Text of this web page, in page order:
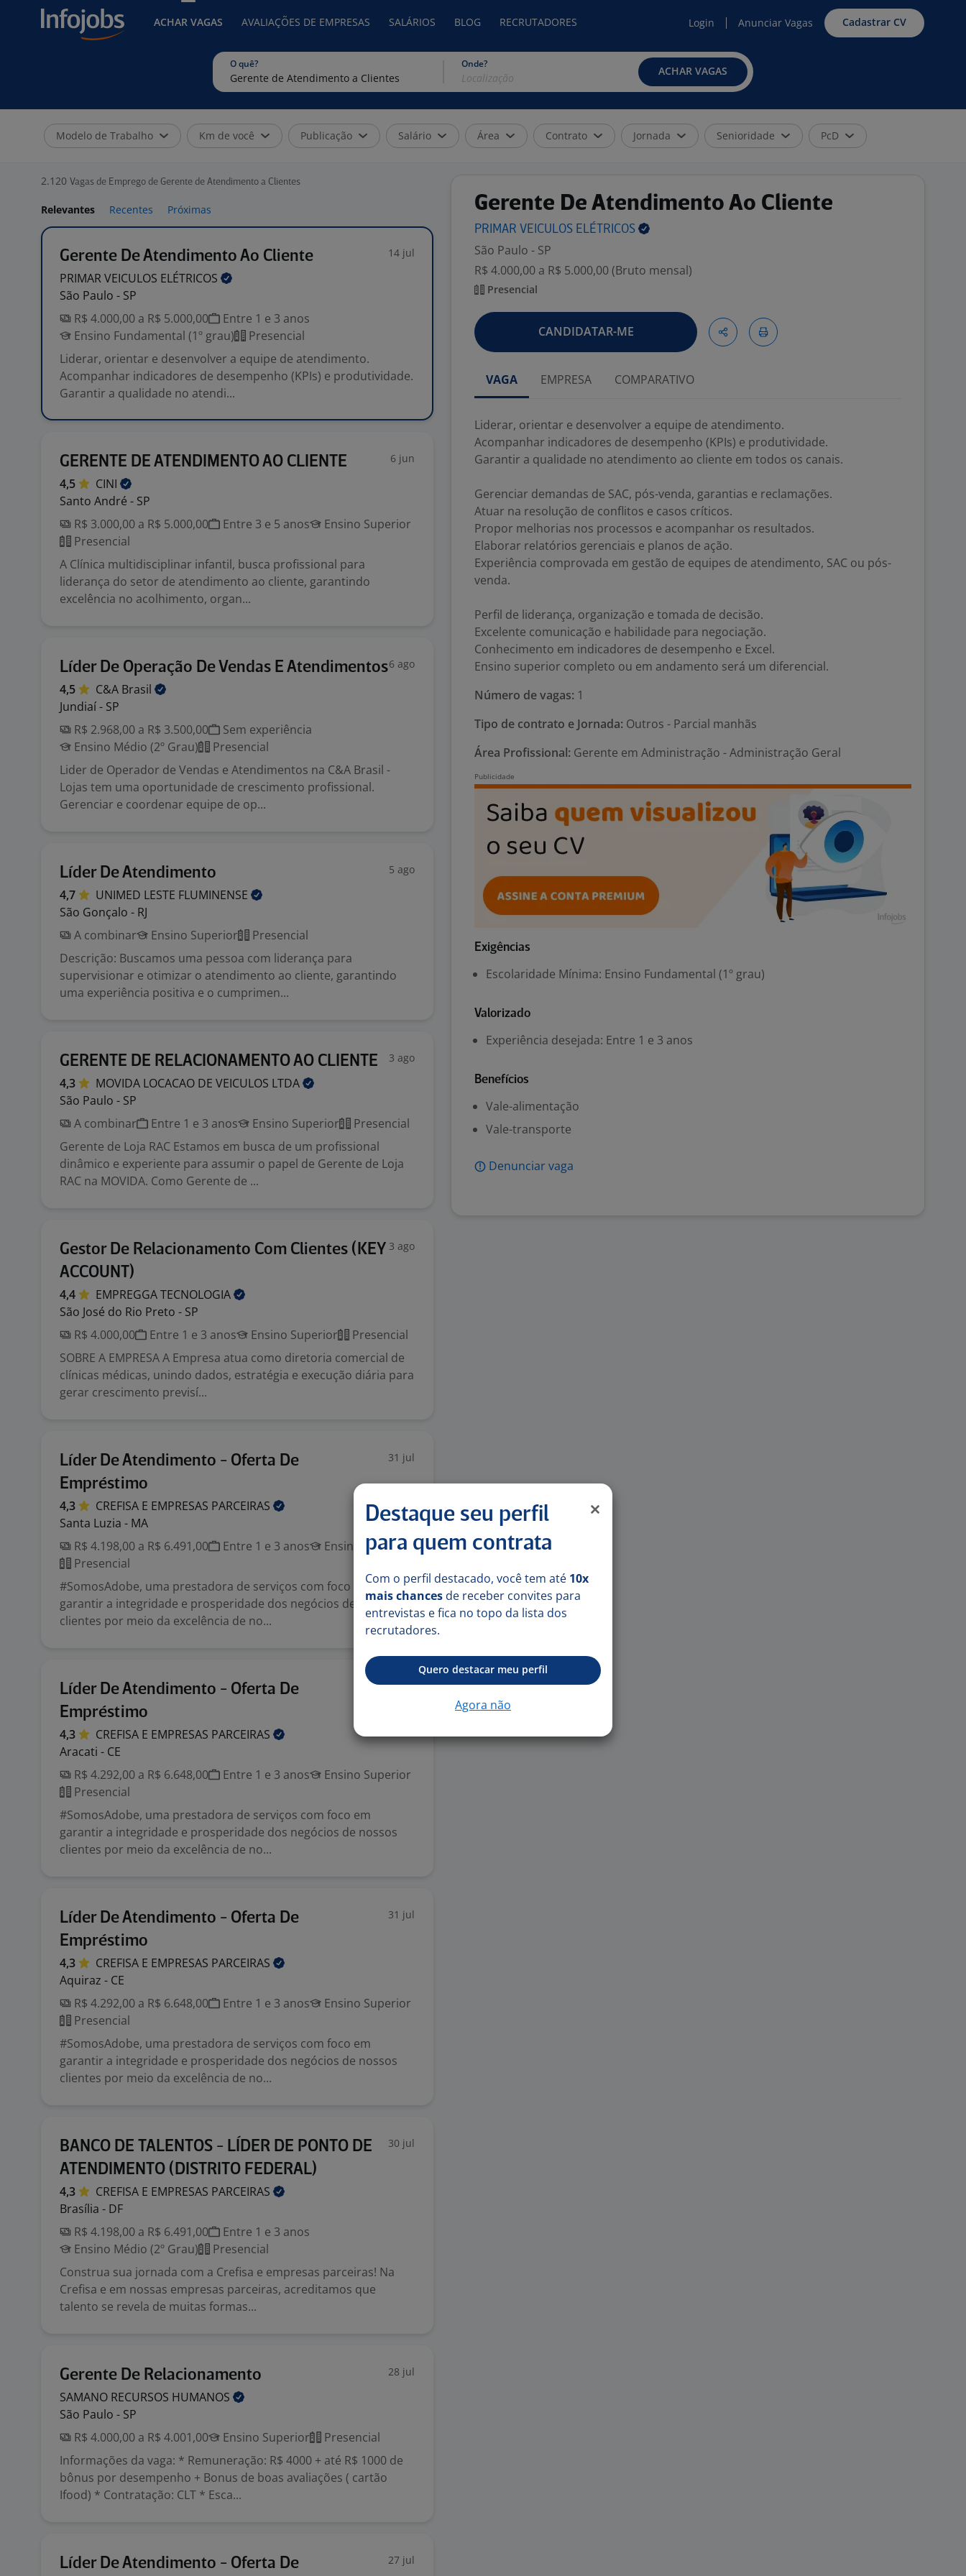
ACHAR VAGAS AVALIAÇÕES DE EMPRESAS SALÁRIOS BLOG RECRUTADORES Login Anunciar Vagas Cadastrar CV
O quê? Onde?
ACHAR VAGAS
Modelo de Trabalho Km de você Publicação Salário Área Contrato Jornada Senioridade PcD
2.120 Vagas de Emprego de Gerente de Atendimento a Clientes
Relevantes Recentes Próximas
Gerente De Atendimento Ao Cliente 14 jul
PRIMAR VEICULOS ELÉTRICOS
São Paulo - SP
R$ 4.000,00 a R$ 5.000,00
Entre 1 e 3 anos
Ensino Fundamental (1º grau)
Presencial
Liderar, orientar e desenvolver a equipe de atendimento.
Acompanhar indicadores de desempenho (KPIs) e produtividade.
Garantir a qualidade no atendi...
GERENTE DE ATENDIMENTO AO CLIENTE 6 jun
4,5
CINI
Santo André - SP
R$ 3.000,00 a R$ 5.000,00
Entre 3 e 5 anos
Ensino Superior
Presencial
A Clínica multidisciplinar infantil, busca profissional para
liderança do setor de atendimento ao cliente, garantindo
excelência no acolhimento, organ...
Líder De Operação De Vendas E Atendimentos6 ago
4,5 C&A Brasil
Jundiaí - SP
R$ 2.968,00 a R$ 3.500,00
Sem experiência
Ensino Médio (2º Grau)
Presencial
Lider de Operador de Vendas e Atendimentos na C&A Brasil -
Lojas tem uma oportunidade de crescimento profissional.
Gerenciar e coordenar equipe de op...
Líder De Atendimento 5 ago
4,7 UNIMED LESTE FLUMINENSE
São Gonçalo - RJ
A combinar
Ensino Superior
Presencial
Descrição: Buscamos uma pessoa com liderança para
supervisionar e otimizar o atendimento ao cliente, garantindo
uma experiência positiva e o cumprimen...
GERENTE DE RELACIONAMENTO AO CLIENTE 3 ago
4,3 MOVIDA LOCACAO DE VEICULOS LTDA
São Paulo - SP
A combinar
Entre 1 e 3 anos Ensino Superior
Presencial
Gerente de Loja RAC Estamos em busca de um profissional
dinâmico e experiente para assumir o papel de Gerente de Loja
RAC na MOVIDA. Como Gerente de ...
Gestor De Relacionamento Com Clientes (KEY
ACCOUNT)
3 ago
4,4 EMPREGGATECNOLOGIA
São José do Rio Preto - SP
R$ 4.000,00
Entre 1 e 3 anos Ensino Superior
Presencial
SOBRE A EMPRESA A Empresa atua como diretoria comercial de
clínicas médicas, unindo dados, estratégia e execução diária para
gerar crescimento previsí...
Líder De Atendimento - Oferta De
Empréstimo
31 jul
4,3 CREFISA E EMPRESAS PARCEIRAS
Santa Luzia - MA
R$ 4.198,00 a R$ 6.491,00
Entre 1 e 3 anos
Ensino Superior
Presencial
#SomosAdobe, uma prestadora de serviços com foco em
garantir a integridade e prosperidade dos negócios de nossos
clientes por meio da excelência de no...
Líder De Atendimento - Oferta De
Empréstimo
31 jul
4,3 CREFISA E EMPRESAS PARCEIRAS
Aracati - CE
R$ 4.292,00 a R$ 6.648,00
Entre 1 e 3 anos
Ensino Superior
Presencial
#SomosAdobe, uma prestadora de serviços com foco em
garantir a integridade e prosperidade dos negócios de nossos
clientes por meio da excelência de no...
Líder De Atendimento - Oferta De
Empréstimo
31 jul
4,3 CREFISA E EMPRESAS PARCEIRAS
Aquiraz - CE
R$ 4.292,00 a R$ 6.648,00
Entre 1 e 3 anos
Ensino Superior
Presencial
#SomosAdobe, uma prestadora de serviços com foco em
garantir a integridade e prosperidade dos negócios de nossos
clientes por meio da excelência de no...
BANCO DE TALENTOS - LÍDER DE PONTO DE
ATENDIMENTO (DISTRITO FEDERAL)
30 jul
4,3 CREFISA E EMPRESAS PARCEIRAS
Brasília - DF
R$ 4.198,00 a R$ 6.491,00
Entre 1 e 3 anos
Ensino Médio (2º Grau)
Presencial
Construa sua jornada com a Crefisa e empresas parceiras! Na
Crefisa e em nossas empresas parceiras, acreditamos que
talento se revela de muitas formas...
Gerente De Relacionamento 28 jul
SAMANO RECURSOS HUMANOS
São Paulo - SP
R$ 4.000,00 a R$ 4.001,00
Ensino Superior
Presencial
Informações da vaga: * Remuneração: R$ 4000 + até R$ 1000 de
bônus por desempenho + Bonus de boas avaliações ( cartão
Ifood) * Contratação: CLT * Esca...
Líder De Atendimento - Oferta De 27 jul
Gerente De Atendimento Ao Cliente
PRIMAR VEICULOS ELÉTRICOS
São Paulo - SP
R$ 4.000,00 a R$ 5.000,00 (Bruto mensal)
Presencial
CANDIDATAR-ME
VAGA EMPRESA COMPARATIVO
Liderar, orientar e desenvolver a equipe de atendimento.
Acompanhar indicadores de desempenho (KPIs) e produtividade.
Garantir a qualidade no atendimento ao cliente em todos os canais.
Gerenciar demandas de SAC, pós-venda, garantias e reclamações.
Atuar na resolução de conflitos e casos críticos.
Propor melhorias nos processos e acompanhar os resultados.
Elaborar relatórios gerenciais e planos de ação.
Experiência comprovada em gestão de equipes de atendimento, SAC ou pós-
venda.
Perfil de liderança, organização e tomada de decisão.
Excelente comunicação e habilidade para negociação.
Conhecimento em indicadores de desempenho e Excel.
Ensino superior completo ou em andamento será um diferencial.
Número de vagas: 1
Tipo de contrato e Jornada: Outros - Parcial manhãs
Área Profissional: Gerente em Administração - Administração Geral
Exigências
Escolaridade Mínima: Ensino Fundamental (1º grau)
Valorizado
Experiência desejada: Entre 1 e 3 anos
Benefícios
Vale-alimentação
Vale-transporte
Denunciar vaga
Destaque seu perfil
para quem contrata
Com o perfil destacado, você tem até 10x
mais chances de receber convites para
entrevistas e fica no topo da lista dos
recrutadores.
Quero destacar meu perfil
Agora não